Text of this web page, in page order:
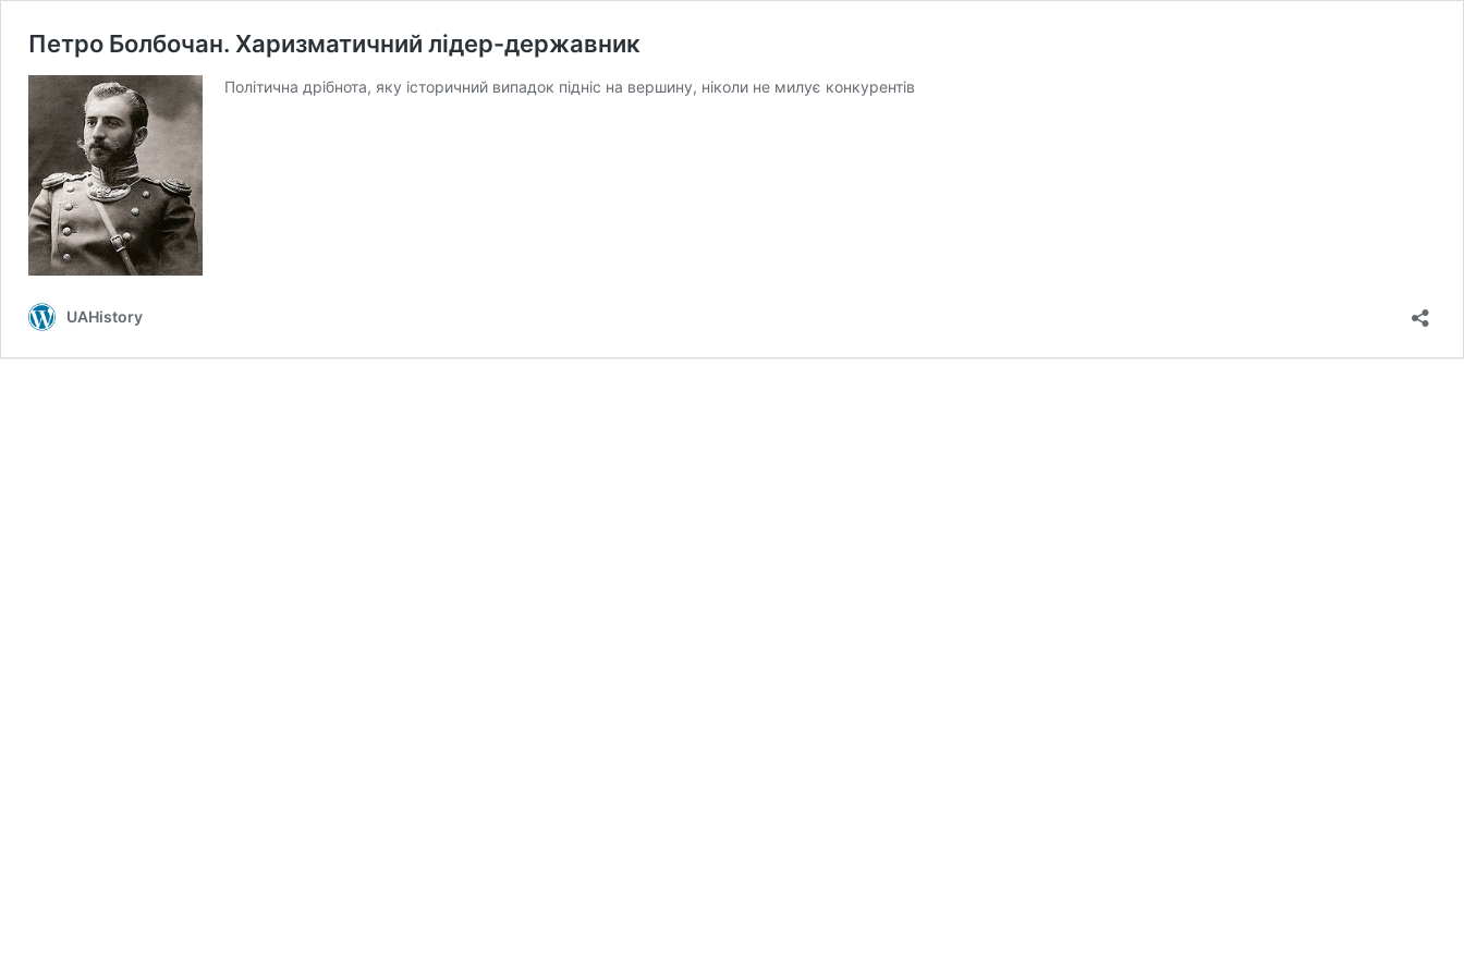
Петро Болбочан. Харизматичний лідер-державник
Політична дрібнота, яку історичний випадок підніс на вершину, ніколи не милує конкурентів
UAHistory